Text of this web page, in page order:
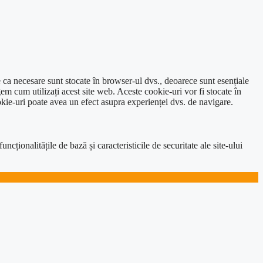
necesare sunt stocate în browser-ul dvs., deoarece sunt esențiale
cum utilizați acest site web. Aceste cookie-uri vor fi stocate în
uri poate avea un efect asupra experienței dvs. de navigare.
de bază și caracteristicile de securitate ale site-ului